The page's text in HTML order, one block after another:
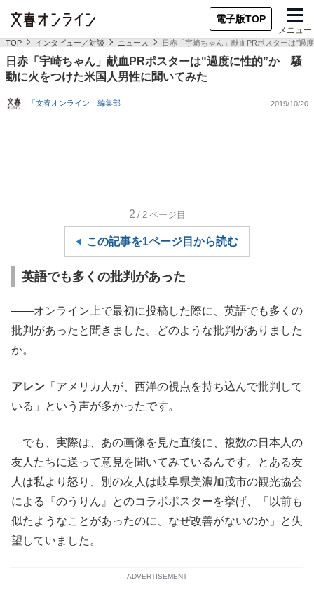
電子版TOP
メニュー
TOP インタビュー／対談 ニュース 日赤「宇崎ちゃん」献血PRポスターは"過
日赤「宇崎ちゃん」献血PRポスターは"過度に性的”か 騒
動に火をつけた米国人男性に聞いてみた
「文春オンライン」編集部 2019/10/20
2 /2 ページ目
この記事を1ページ目から読む
英語でも多くの批判があった
――オンライン上で最初に投稿した際に、英語でも多くの
批判があったと聞きました。どのような批判がありました
か。
アレン 「アメリカ人が、西洋の視点を持ち込んで批判して
いる」という声が多かったです。
でも、実際は、あの画像を見た直後に、複数の日本人の
友人たちに送って意見を聞いてみているんです。とある友
人は私より怒り、別の友人は岐阜県美濃加茂市の観光協会
による『のうりん』とのコラボポスターを挙げ、「以前も
似たようなことがあったのに、なぜ改善がないのか」と失
望していました。
ADVERTISEMENT